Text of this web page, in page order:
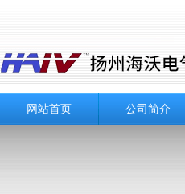
网站首页 公司简介